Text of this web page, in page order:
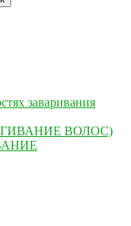
заваривания
ВОЛОС)